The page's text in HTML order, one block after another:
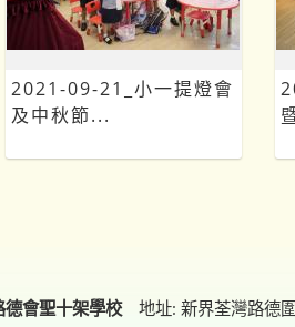
2021-09-21_小一提燈會
及中秋節...
德會聖十架學校 地址: 新界荃灣路德